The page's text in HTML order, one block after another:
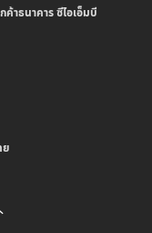
าธนาคาร ซีไอเอ็มบี
ย